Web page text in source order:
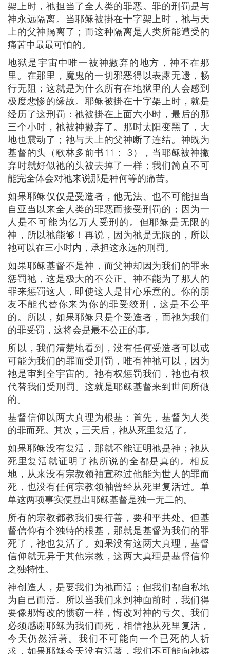
架上时，祂担当了全人类的罪恶。罪的刑罚是与
神永远隔离。当耶稣被掛在十字架上时，祂与天
上的父神隔离了；而这种隔离是人类所能遭受的
痛苦中最最可怕的。
地狱是宇宙中唯一被神撇弃的地方，神不在那
里。在那里，魔鬼的一切邪恶得以表露无遗，畅
行无阻；这就是为什么所有在地狱里的人会感到
极度悲惨的缘故。耶稣被掛在十字架上时，就是
经历了这刑罚：祂被掛在上面六小时，最后的那
三个小时，祂被神撇弃了。那时太阳变黑了，大
地也震动了；祂与天上的父神断了连结。神既为
基督的头（歌林多前书11： 3），当耶稣被神撇
弃时就好似祂的头被去掉了一样；我们简直不可
能完全体会对祂来说那是种何等的痛苦。
如果耶稣仅仅是受造者，他无法、也不可能担当
自亚当以来全人类的罪恶而接受刑罚的；因为一
人是不可能为亿万人受刑的。但耶稣是无限的
神，所以祂能够！再说，因为祂是无限的，所以
祂可以在三小时内，承担这永远的刑罚。
如果耶稣基督不是神，而父神却因为我们的罪来
惩罚祂，这是极大的不公正。神不能为了那人的
罪来惩罚这人，即使这人是甘心乐意的。你的朋
友不能代替你来为你的罪受绞刑，这是不公平
的。所以，如果耶稣只是个受造者，而祂为我们
的罪受罚，这将会是最不公正的事。
所以，我们清楚地看到，没有任何受造者可以或
可能为我们的罪而受刑罚，唯有神祂可以，因为
祂是审判全宇宙的。祂有权惩罚我们，祂也有权
代替我们受刑罚。这就是耶稣基督来到世间所做
的。
基督信仰以两大真理为根基：首先，基督为人类
的罪而死。其次，三天后，祂从死里复活了。
如果耶稣没有复活，那就不能证明祂是神；祂从
死里复活就证明了祂所说的全都是真的。相反
地，从来没有宗教领袖宣称过他能为世人的罪而
死，也没有任何宗教领袖曾经从死里复活过。单
单这两项事实便显出耶稣基督是独一无二的。
所有的宗教都教我们要行善，要和平共处。但基
督信仰有个独特的根基，那就是基督为我们的罪
死了，祂也复活了。如果没有这两大真理，基督
信仰就无异于其他宗教，这两大真理是基督信仰
之独特性。
神创造人，是要我们为祂而活；但我们都自私地
为自己而活。所以当我们来到神面前时，我们得
要像那悔改的惯窃一样，悔改对神的亏欠。我们
必须感谢耶稣为我们而死，相信祂从死里复活，
今天仍然活著。我们不可能向一个已死的人祈
求，如果耶穌今天没有活著，我们不可能向祂祷